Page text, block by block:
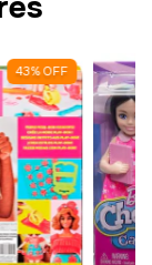
43%OFF